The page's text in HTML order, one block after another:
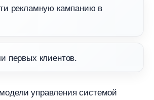
рекламную кампанию
первых клиентов.
управления системой